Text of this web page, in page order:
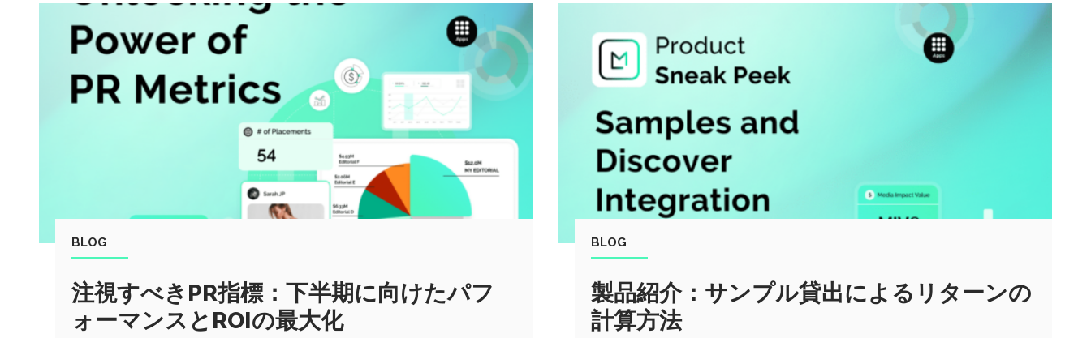
BLOG
注視すべきPR指標：下半期に向けたパフ
ォーマンスとROIの最大化
BLOG
製品紹介：サンプル貸出によるリターンの
計算方法